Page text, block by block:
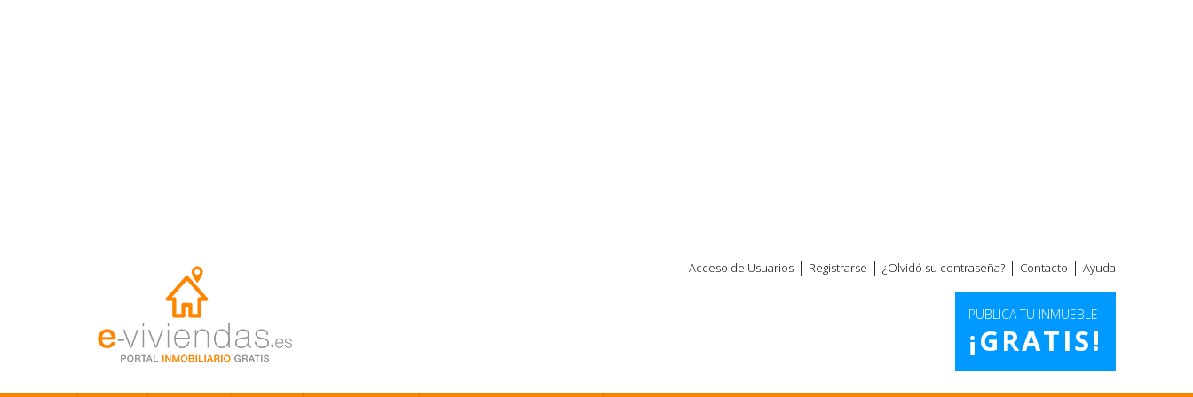
Acceso de Usuarios | Registrarse | ¿Olvidó su contraseña? | Contacto | Ayuda
PUBLICA TU INMUEBLE
¡GRATIS!